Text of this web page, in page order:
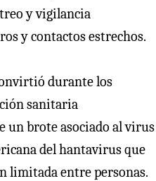
y vigilancia
y contactos estrechos.
durante los
sanitaria
un brote asociado al virus
del hantavirus que
limitada entre personas.